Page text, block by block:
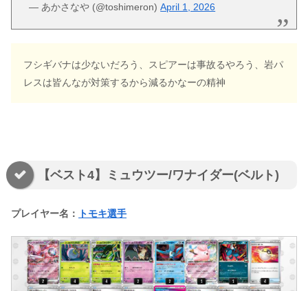
— あかさなや (@toshimeron)April 1, 2026
フシギバナは少ないだろう、スピアーは事故るやろう、岩パ
レスは皆んなが対策するから減るかなーの精神
【ベスト4】ミュウツー/ワナイダー(ベルト)
プレイヤー名： トモキ選手